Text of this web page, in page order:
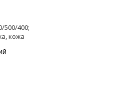
500/400;
кожа